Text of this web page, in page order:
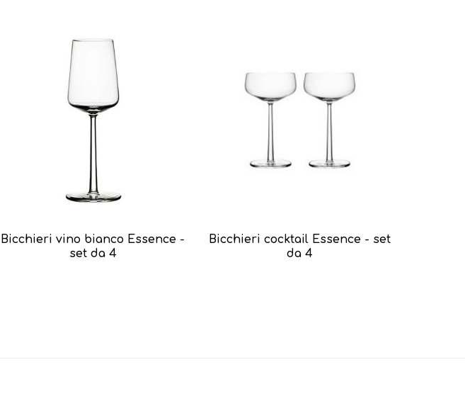
Bicchieri vino bianco Essence -
set da 4
Bicchieri cocktail Essence - set
da 4